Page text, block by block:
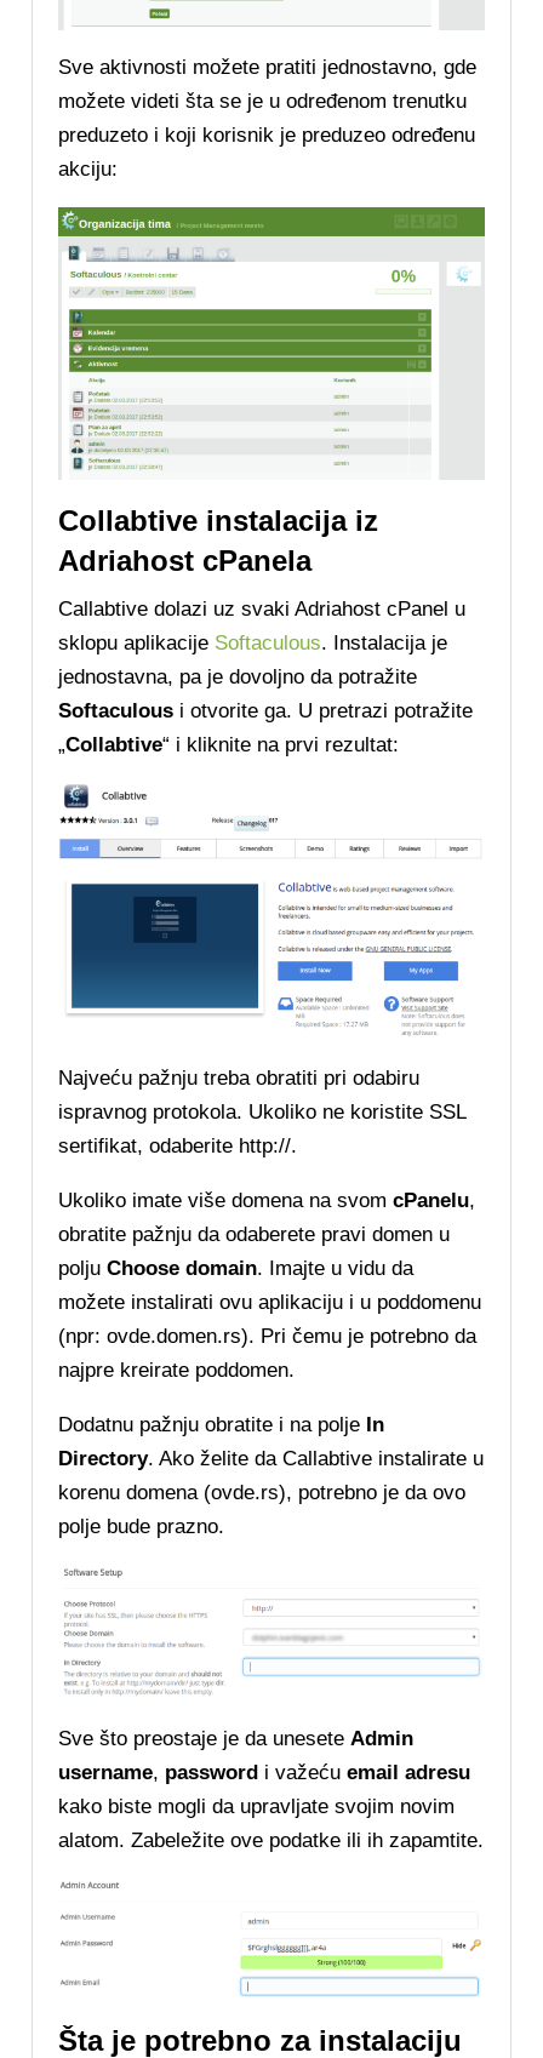
Sve aktivnosti možete pratiti jednostavno, gde
možete videti šta se je u određenom trenutku
preduzeto i koji korisnik je preduzeo određenu
akciju:
Collabtive instalacija iz
Adriahost cPanela
Callabtive dolazi uz svaki Adriahost cPanel u
sklopu aplikacije Softaculous. Instalacija je
jednostavna, pa je dovoljno da potražite
Softaculous i otvorite ga. U pretrazi potražite
„Collabtive“ i kliknite na prvi rezultat:
Najveću pažnju treba obratiti pri odabiru
ispravnog protokola. Ukoliko ne koristite SSL
sertifikat, odaberite http://.
Ukoliko imate više domena na svomcPanelu,
obratite pažnju da odaberete pravi domen u
poljuChoose domain. Imajte u vidu da
možete instalirati ovu aplikaciju i u poddomenu
(npr: ovde.domen.rs). Pri čemu je potrebno da
najpre kreirate poddomen.
Dodatnu pažnju obratite i na polje In
Directory. Ako želite da Callabtive instalirate u
korenu domena (ovde.rs), potrebno je da ovo
polje bude prazno.
Sve što preostaje je da unesete Admin
username, password i važećuemail adresu
kako biste mogli da upravljate svojim novim
alatom. Zabeležite ove podatke ili ih zapamtite.
Šta je potrebno za instalaciju